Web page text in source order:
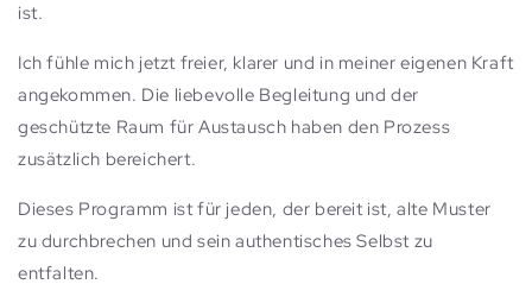
ist.
Ich fühle mich jetzt freier, klarer und in meiner eigenen Kraft
angekommen. Die liebevolle Begleitung und der
geschützte Raum für Austausch haben den Prozess
zusätzlich bereichert.
Dieses Programm ist für jeden, der bereit ist, alte Muster
zu durchbrechen und sein authentisches Selbst zu
entfalten.